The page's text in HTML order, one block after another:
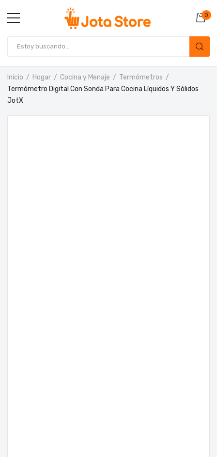
0
Inicio Hogar Cocina y Menaje
Termómetros
Termómetro Digital Con Sonda Para Cocina Líquidos Y Sólidos
JotX